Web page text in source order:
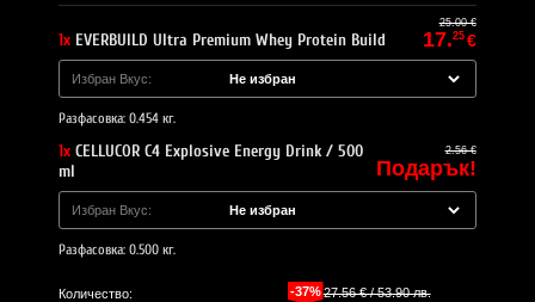
1x EVERBUILD Ultra Premium Whey Protein Build
25.00 €
17.25 €
Избран Вкус:
Разфасовка: 0.454 кг.
1x CELLUCOR C4 Explosive Energy Drink / 500
ml
2.56 €
Подарък!
Избран Вкус:
Разфасовка: 0.500 кг.
Количество: -37%27.56 € / 53.90 лв.